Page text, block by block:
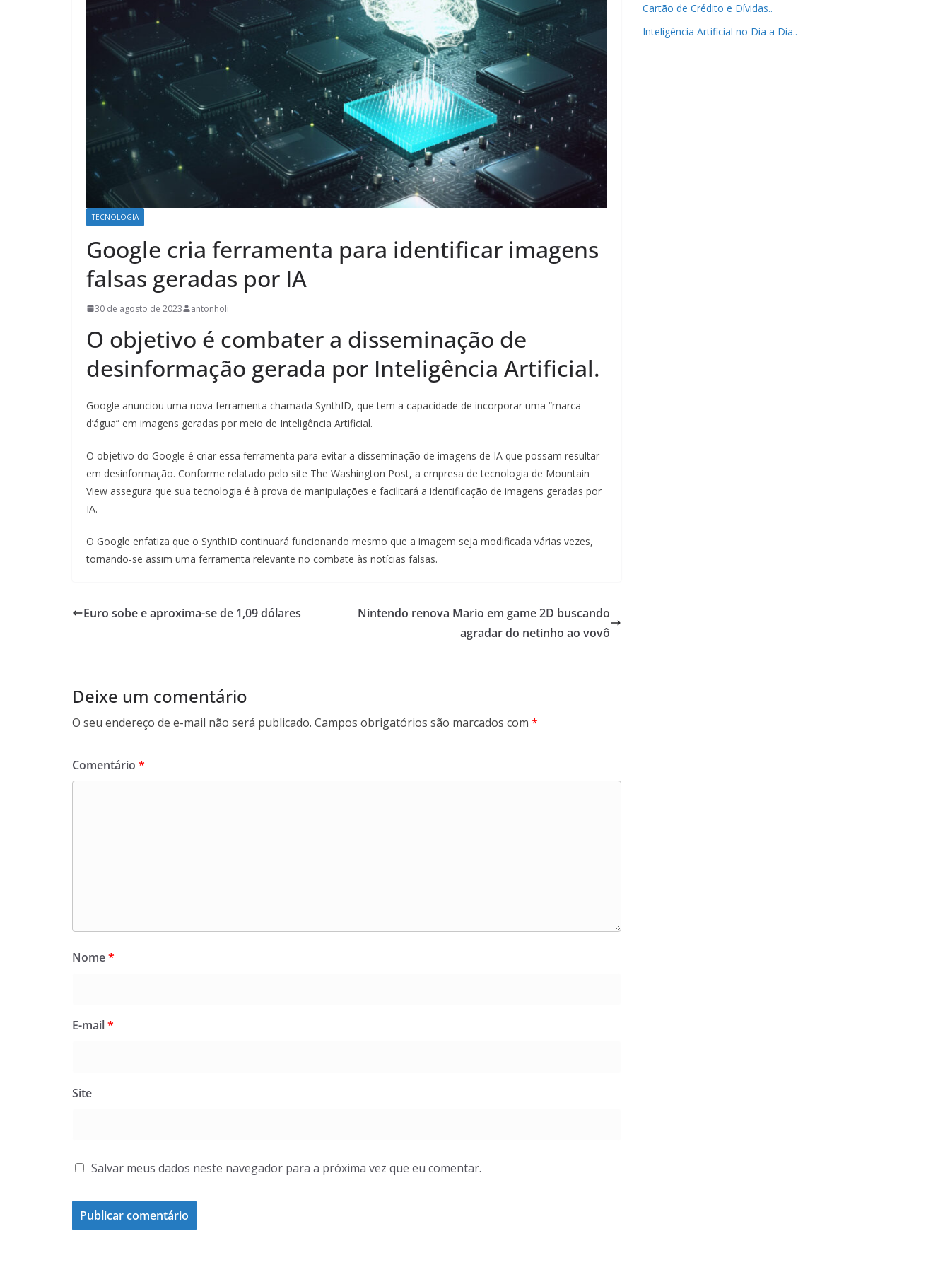
TECNOLOGIA
Google cria ferramenta para identificar imagens
falsas geradas por IA
30 de agosto de 2023 antonholi
O objetivo é combater a disseminação de
desinformação gerada por Inteligência Artificial.
Google anunciou uma nova ferramenta chamada SynthID, que tem a capacidade de incorporar uma “marca
d’água” em imagens geradas por meio de Inteligência Artificial.
O objetivo do Google é criar essa ferramenta para evitar a disseminação de imagens de IA que possam resultar
em desinformação. Conforme relatado pelo site The Washington Post, a empresa de tecnologia de Mountain
View assegura que sua tecnologia é à prova de manipulações e facilitará a identificação de imagens geradas por
IA.
O Google enfatiza que o SynthID continuará funcionando mesmo que a imagem seja modificada várias vezes,
tornando-se assim uma ferramenta relevante no combate às notícias falsas.
Euro sobe e aproxima-se de 1,09 dólares
Nintendo renova Mario em game 2D buscando
agradar do netinho ao vovô
Deixe um comentário
O seu endereço de e-mail não será publicado. Campos obrigatórios são marcados com *
Comentário *
Nome*
E-mail*
Site
Salvar meus dados neste navegador para a próxima vez que eu comentar.
Cartão de Crédito e Dívidas..
Inteligência Artificial no Dia a Dia..